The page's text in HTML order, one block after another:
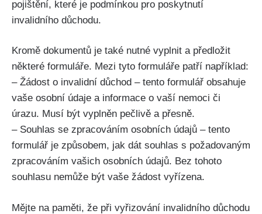
pojištění, které je podmínkou pro poskytnutí
invalidního důchodu.
Kromě dokumentů je také nutné vyplnit a předložit
některé formuláře. Mezi tyto formuláře patří například:
– Žádost o invalidní důchod – tento formulář obsahuje
vaše osobní údaje a informace o vaší nemoci či
úrazu. Musí být vyplněn pečlivě a přesně.
– Souhlas se zpracováním osobních údajů – tento
formulář je způsobem, jak dát souhlas s požadovaným
zpracováním vašich osobních údajů. Bez tohoto
souhlasu nemůže být vaše žádost vyřízena.
Mějte na paměti, že při vyřizování invalidního důchodu